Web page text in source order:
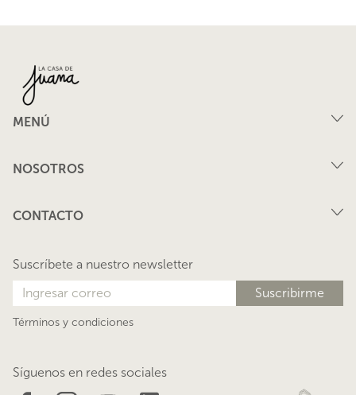
MENÚ
Nosotros
Blog
NOSOTROS
CONTACTO
Suscríbete a nuestro newsletter
Términos y condiciones
Síguenos en redes sociales